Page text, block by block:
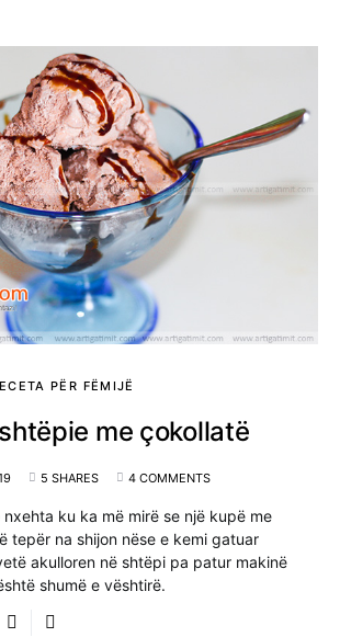
PËR FËMIJË
me çokollatë
5 SHARES 4 COMMENTS
ku ka më mirë se një kupë me
tepër na shijon nëse e kemi gatuar
akulloren në shtëpi pa patur makinë
shumë e vështirë.